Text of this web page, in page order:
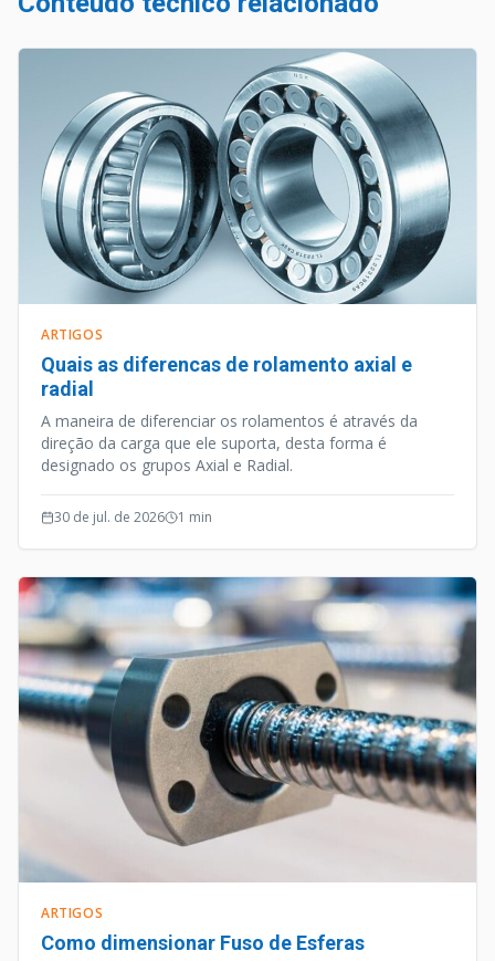
ARTIGOS
Quais as diferencas de rolamento axial e
radial
A maneira de diferenciar os rolamentos é através da
direção da carga que ele suporta, desta forma é
designado os grupos Axial e Radial.
30 de jul. de 2026 1 min
ARTIGOS
Como dimensionar Fuso de Esferas